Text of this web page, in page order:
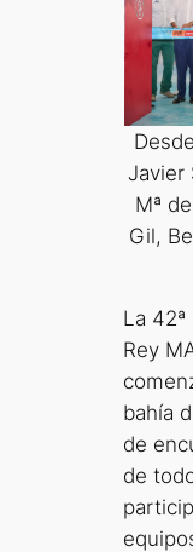
Javier
Mª
Gil,
La
Rey
bahía
de
de